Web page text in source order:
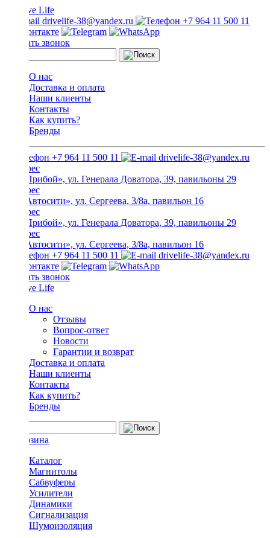
drivelife-38@yandex.ru +7 964 11 500 11
Заказать звонок
О нас
Доставка и оплата
Наши клиенты
Контакты
Как купить?
Бренды
+7 964 11 500 11 drivelife-38@yandex.ru
ТЦ «Прибой», ул. Генерала Доватора, 39, павильоны 29
ТЦ «Автосити», ул. Сергеева, 3/8а, павильон 16
ТЦ «Прибой», ул. Генерала Доватора, 39, павильоны 29
ТЦ «Автосити», ул. Сергеева, 3/8а, павильон 16
+7 964 11 500 11
drivelife-38@yandex.ru
Заказать звонок
О нас
Отзывы
Вопрос-ответ
Новости
Гарантии и возврат
Доставка и оплата
Наши клиенты
Контакты
Как купить?
Бренды
Каталог
Магнитолы
Сабвуферы
Усилители
Динамики
Сигнализация
Шумоизоляция